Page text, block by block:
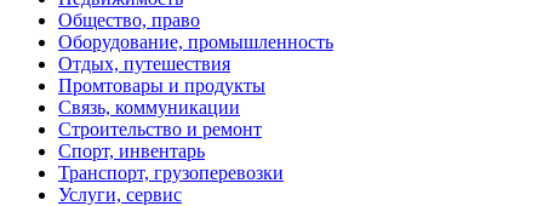
Общество, право
Оборудование, промышленность
Отдых, путешествия
Промтовары и продукты
Связь, коммуникации
Строительство и ремонт
Cпорт, инвентарь
Транспорт, грузоперевозки
Услуги, сервис